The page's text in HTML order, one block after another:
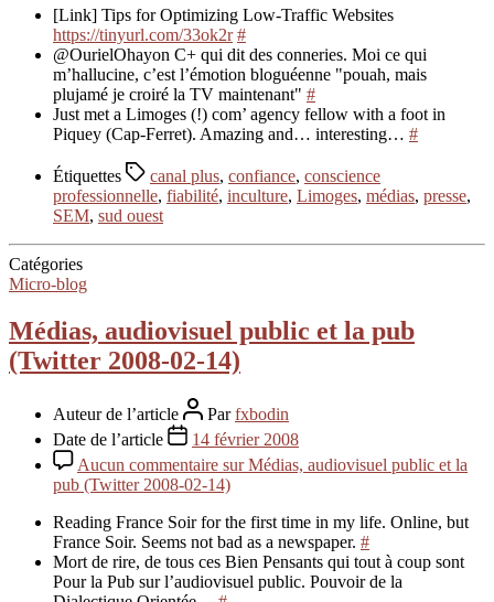
[Link] Tips for Optimizing Low-Traffic Websites
https://tinyurl.com/33ok2r #
@OurielOhayon C+ qui dit des conneries. Moi ce qui
m’hallucine, c’est l’émotion bloguéenne "pouah, mais
plujamé je croiré la TV maintenant" #
Just met a Limoges (!) com’ agency fellow with a foot in
Piquey (Cap-Ferret). Amazing and… interesting… #
Étiquettes canal plus, confiance, conscience
professionnelle, fiabilité, inculture, Limoges, médias, presse,
SEM, sud ouest
Catégories
Micro-blog
Médias, audiovisuel public et la pub
(Twitter 2008-02-14)
Auteur de l’article Parfxbodin
Date de l’article
14 février 2008
Aucun commentaire sur Médias, audiovisuel public et la
pub (Twitter 2008-02-14)
Reading France Soir for the first time in my life. Online, but
France Soir. Seems not bad as a newspaper. #
Mort de rire, de tous ces Bien Pensants qui tout à coup sont
Pour la Pub sur l’audiovisuel public. Pouvoir de la